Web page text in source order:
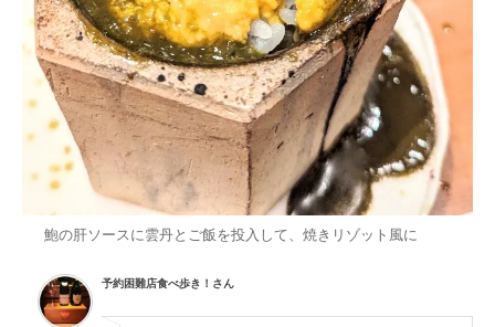
鮑の肝ソースに雲丹とご飯を投入して、焼きリゾット風に
予約困難店食べ歩き！さん